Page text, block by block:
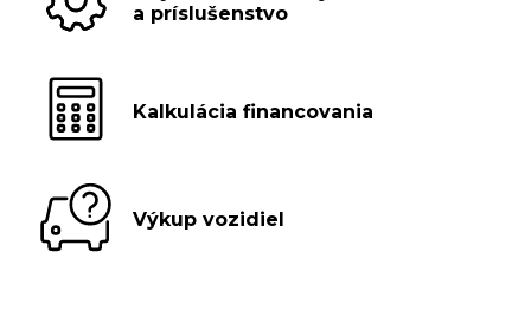
a príslušenstvo
Kalkulácia financovania
Výkup vozidiel